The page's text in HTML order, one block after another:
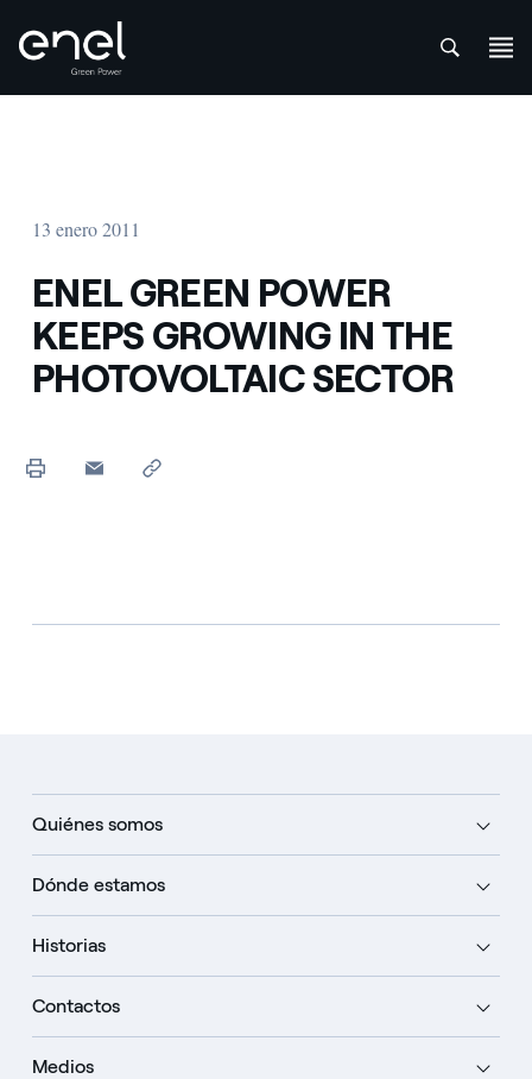
13 enero 2011
ENEL GREEN POWER
KEEPS GROWING IN THE
PHOTOVOLTAIC SECTOR
Quiénes somos
Dónde estamos
Historias
Contactos
Medios